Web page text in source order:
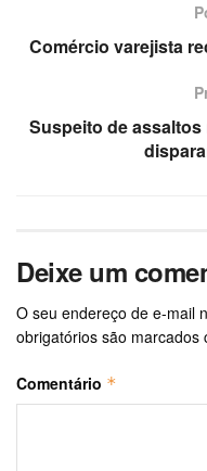
Comércio varejista
Suspeito de
Deixe um
O seu endereço de e-mail
obrigatórios são marcados
Comentário *